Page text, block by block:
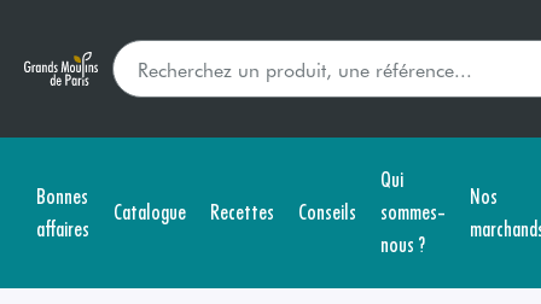
Bonnes
affaires
Catalogue Recettes Conseils
Qui
sommes-
nous ?
Nos